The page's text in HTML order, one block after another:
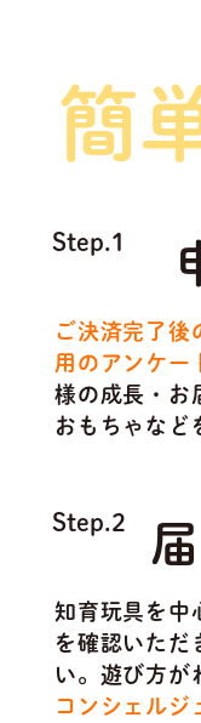
簡
Step.1
ご決済完了後
用のアンケー
様の成長・お
おもちゃなど
Step.2
知育玩具を中
を確認いただ
い。遊び方が
コンシェルジ